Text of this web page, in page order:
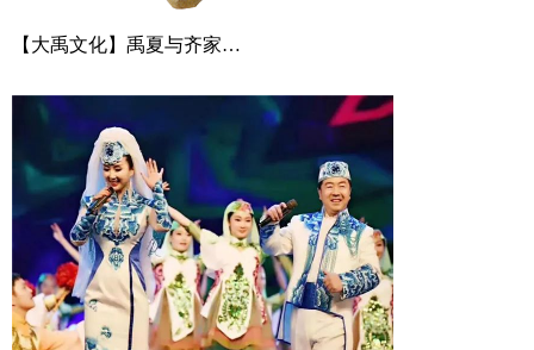
【大禹文化】禹夏与齐家文化